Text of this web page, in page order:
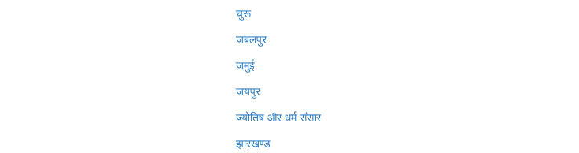
चुरू
जबलपुर
जमुई
जयपुर
ज्योतिष और धर्म संसार
झारखण्ड